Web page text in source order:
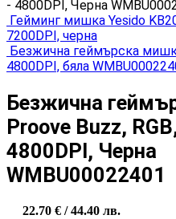
Гейминг мишка Yesido
7200DPI, черна
Безжична геймърска
4800DPI, бяла
Безжична
Proove Buzz,
4800DPI, Черна
WMBU00022401
22.70 € / 44.40 лв.